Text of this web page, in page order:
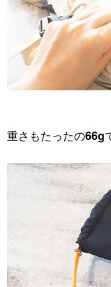
重さもたったの66g